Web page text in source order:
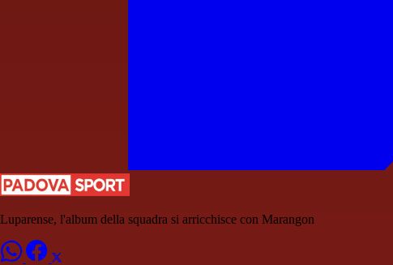
Luparense, l'album della squadra si arricchisce con Marangon